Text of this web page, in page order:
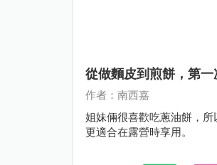
從做麵皮到煎餅，第
作者：南西嘉
姐妹倆很喜歡吃蔥油餅，
更適合在露營時享用。